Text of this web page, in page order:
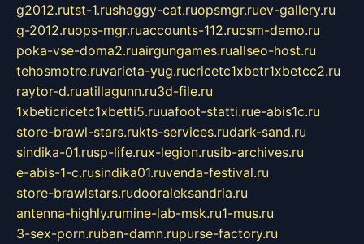
g2012.rutst-1.rushaggy-cat.ruopsmgr.ruev-gallery.ru
g-2012.ruops-mgr.ruaccounts-112.rucsm-demo.ru
poka-vse-doma2.ruairgungames.ruallseo-host.ru
tehosmotre.ruvarieta-yug.rucricetc1xbetr1xbetcc2.ru
raytor-d.ruatillagunn.ru3d-file.ru
1xbeticricetc1xbetti5.ruuafoot-statti.rue-abis1c.ru
store-brawl-stars.rukts-services.rudark-sand.ru
sindika-01.rusp-life.rux-legion.rusib-archives.ru
e-abis-1-c.rusindika01.ruvenda-festival.ru
store-brawlstars.rudooraleksandria.ru
antenna-highly.rumine-lab-msk.ru1-mus.ru
3-sex-porn.ruban-damn.rupurse-factory.ru